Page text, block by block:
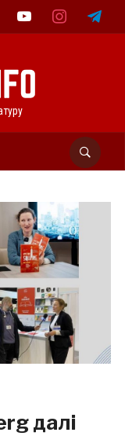
youtube instagramtelegram
далі